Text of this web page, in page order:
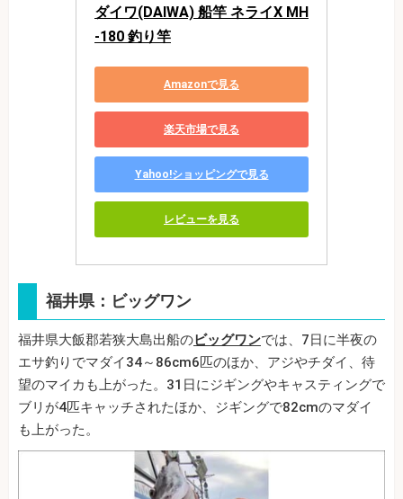
ダイワ(DAIWA) 船竿 ネライX MH
-180 釣り竿
Amazonで見る
楽天市場で見る
Yahoo!ショッピングで見る
レビューを見る
福井県：ビッグワン
福井県大飯郡若狭大島出船のビッグワンでは、7日に半夜の
エサ釣りでマダイ34～86cm6匹のほか、アジやチダイ、待
望のマイカも上がった。31日にジギングやキャスティングで
ブリが4匹キャッチされたほか、ジギングで82cmのマダイ
も上がった。